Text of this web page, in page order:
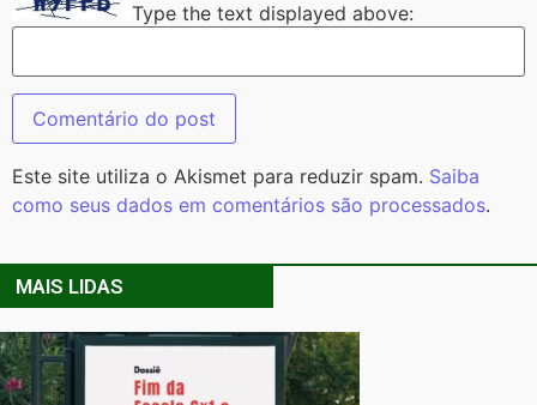
Type the text displayed above:
Este site utiliza o Akismet para reduzir spam. Saiba
como seus dados em comentários são processados.
MAIS LIDAS